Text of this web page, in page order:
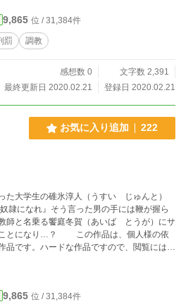
9,865 位 / 31,384件
罰 調教
感想数 0
文字数 2,391
最終更新日 2020.02.21
登録日 2020.02.21
お気に入り追加 222
た大学生の碓氷淳人（うすい じゅんと）
隷になれ』そう言った男の手には鞭が握ら
師と名乗る饗庭冬賀（あいば とうが）にサ
ことになり…？ この作品は、個人様の依
品です。ハードな作品ですので、閲覧にはご
9,865 位 / 31,384件